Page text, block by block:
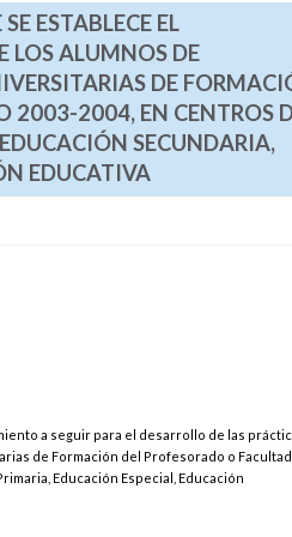
ESTABLECE EL
LOS ALUMNOS DE
DE
2003-2004, EN CENTROS
SECUNDARIA,
EDUCATIVA
a seguir para el desarrollo de las
de Formación del Profesorado o
Educación Especial, Educación